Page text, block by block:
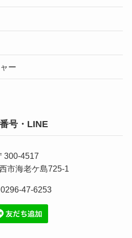
ー
号・LINE
300-4517
市海老ケ島725-1
47-6253